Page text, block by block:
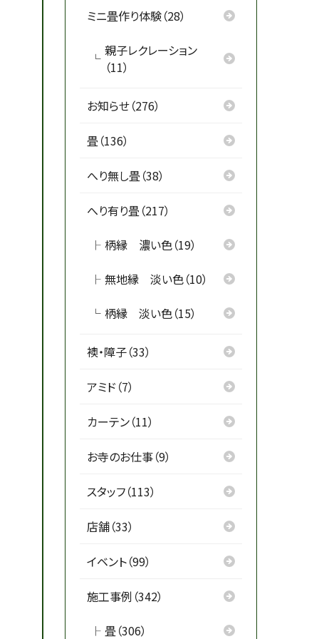
ミニ畳作り体験（28）
親子レクレーション
（11）
お知らせ（276）
畳（136）
へり無し畳（38）
へり有り畳（217）
柄縁 濃い色（19）
無地縁 淡い色（10）
柄縁 淡い色（15）
襖・障子（33）
アミド（7）
カーテン（11）
お寺のお仕事（9）
スタッフ（113）
店舗（33）
イベント（99）
施工事例（342）
畳（306）